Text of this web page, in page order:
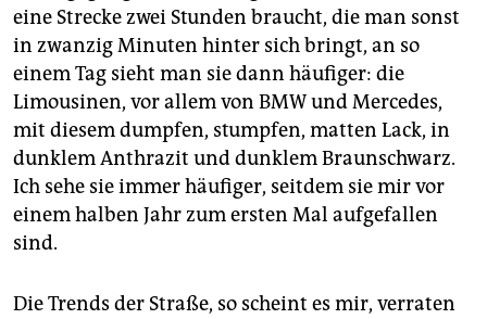
epaper login
eine Strecke zwei Stunden braucht, die man sonst
in zwanzig Minuten hinter sich bringt, an so
einem Tag sieht man sie dann häufiger: die
Limousinen, vor allem von BMW und Mercedes,
mit diesem dumpfen, stumpfen, matten Lack, in
dunklem Anthrazit und dunklem Braunschwarz.
Ich sehe sie immer häufiger, seitdem sie mir vor
einem halben Jahr zum ersten Mal aufgefallen
sind.
Die Trends der Straße, so scheint es mir, verraten